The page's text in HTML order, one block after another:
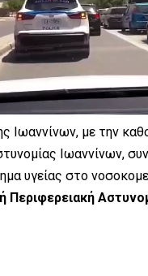
Ιωαννίνων, με την
Ιωαννίνων,
υγείας στο
Περιφερειακή